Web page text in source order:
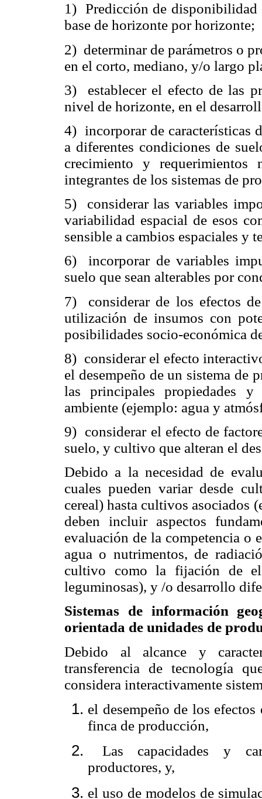
1) Predicción de disponibilidad
base de horizonte por horizonte;
2) determinar de parámetros o
en el corto, mediano, y/o largo
3)
establecer el efecto de las
nivel de horizonte, en el
4) incorporar de características
a diferentes condiciones de
crecimiento y requerimientos
integrantes de los sistemas de
5)
considerar las variables
variabilidad espacial de esos
sensible a cambios espaciales y
6)
incorporar de variables
suelo que sean alterables por
7)
considerar de los efectos
utilización de insumos con
posibilidades socio-económica
8) considerar el efecto
el desempeño de un sistema de
las principales propiedades
ambiente (ejemplo: agua y
9) considerar el efecto de
suelo, y cultivo que alteran el
Debido a la necesidad de
cuales pueden variar desde
cereal) hasta cultivos asociados
deben incluir aspectos
evaluación de la competencia o
agua o nutrimentos, de
cultivo como la fijación de
leguminosas), y /o desarrollo
Sistemas de información
orientada de unidades de
Debido al alcance y
transferencia de tecnología
considera interactivamente
el desempeño de los
finca de producción,
Las capacidades y
productores, y,
el uso de modelos de